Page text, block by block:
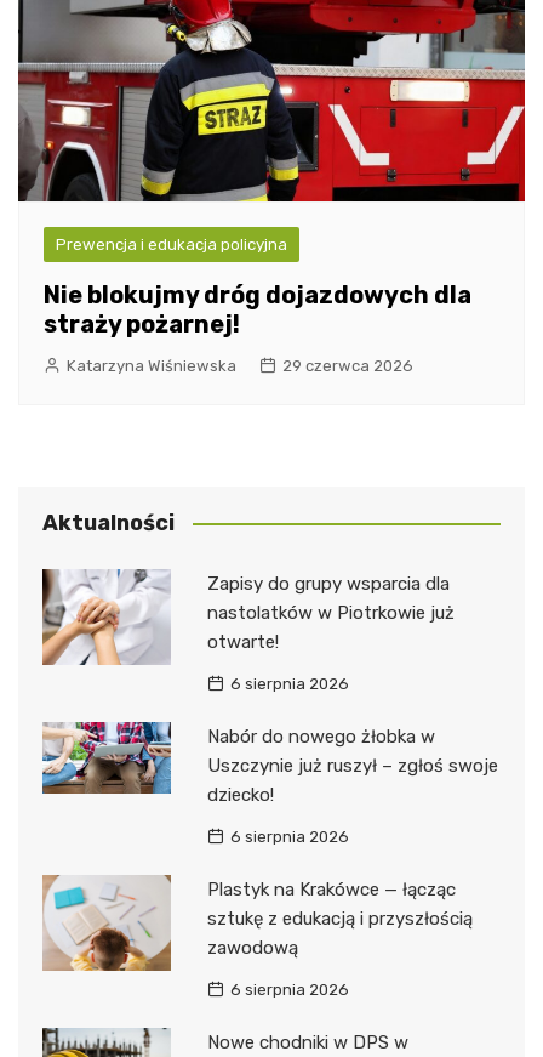
Prewencja i edukacja policyjna
Nie blokujmy dróg dojazdowych dla
straży pożarnej!
Katarzyna Wiśniewska 29 czerwca 2026
Aktualności
Zapisy do grupy wsparcia dla
nastolatków w Piotrkowie już
otwarte!
6 sierpnia 2026
Nabór do nowego żłobka w
Uszczynie już ruszył – zgłoś swoje
dziecko!
6 sierpnia 2026
Plastyk na Krakówce — łącząc
sztukę z edukacją i przyszłością
zawodową
6 sierpnia 2026
Nowe chodniki w DPS w